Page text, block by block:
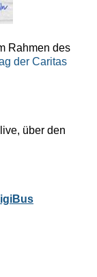
Rahmen des
der Caritas
über den